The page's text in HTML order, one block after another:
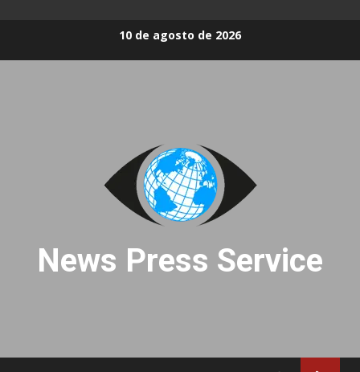
10 de agosto de 2026
News Press Service